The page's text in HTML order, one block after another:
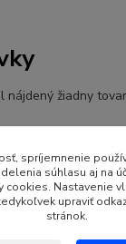
žiadny
Eshop-
spríjemnenie
súhlasu aj na
cookies. Nastavenie
upraviť
stránok.